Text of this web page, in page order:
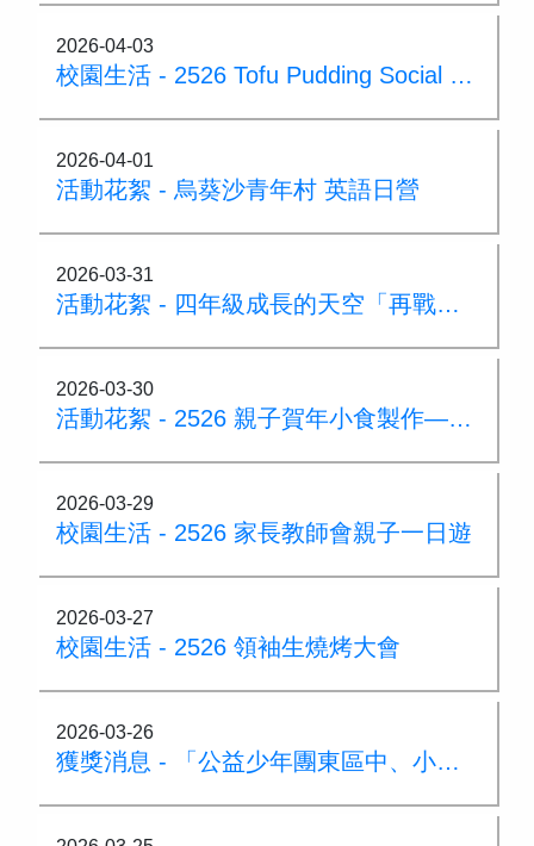
2026-04-03
校園生活 - 2526 Tofu Pudding Social Day
2026-04-01
活動花絮 - 烏葵沙青年村 英語日營
2026-03-31
活動花絮 - 四年級成長的天空「再戰營會」
2026-03-30
活動花絮 - 2526 親子賀年小食製作——砵仔糕
2026-03-29
校園生活 - 2526 家長教師會親子一日遊
2026-03-27
校園生活 - 2526 領袖生燒烤大會
2026-03-26
獲獎消息 - 「公益少年團東區中、小學堆沙大賽」冠軍